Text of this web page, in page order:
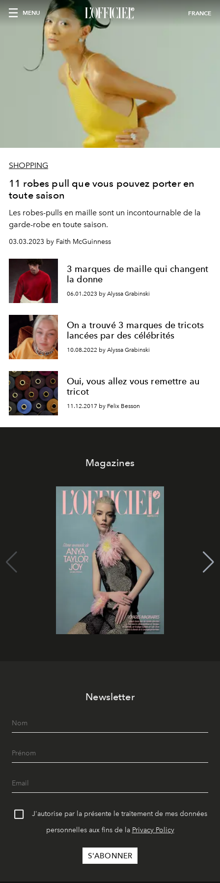
MENU FRANCE
SHOPPING
11 robes pull que vous pouvez porter en
toute saison
Les robes-pulls en maille sont un incontournable de la
garde-robe en toute saison.
03.03.2023 by Faith McGuinness
3 marques de maille qui changent
la donne
06.01.2023 by Alyssa Grabinski
On a trouvé 3 marques de tricots
lancées par des célébrités
10.08.2022 by Alyssa Grabinski
Oui, vous allez vous remettre au
tricot
11.12.2017 by Felix Besson
Magazines
Newsletter
J'autorise par la présente le traitement de mes données
personnelles aux fins de la Privacy Policy